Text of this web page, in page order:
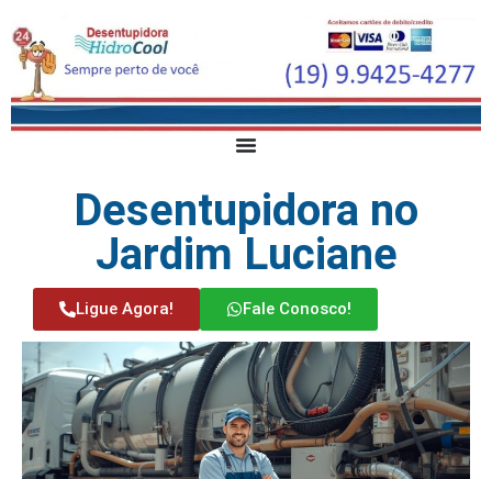
Desentupidora no
Jardim Luciane
Ligue Agora! Fale Conosco!